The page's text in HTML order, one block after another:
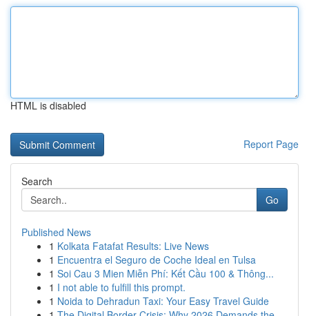
HTML is disabled
Report Page
Search
Go
Published News
1 Kolkata Fatafat Results: Live News
1 Encuentra el Seguro de Coche Ideal en Tulsa
1 Soi Cau 3 Mien Miễn Phí: Kết Cầu 100 & Thông...
1 I not able to fulfill this prompt.
1 Noida to Dehradun Taxi: Your Easy Travel Guide